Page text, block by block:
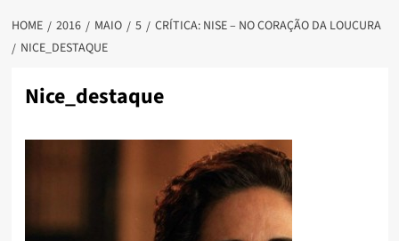
HOME 2016 MAIO 5
CRÍTICA: NISE – NO CORAÇÃO DA LOUCURA
NICE_DESTAQUE
Nice_destaque